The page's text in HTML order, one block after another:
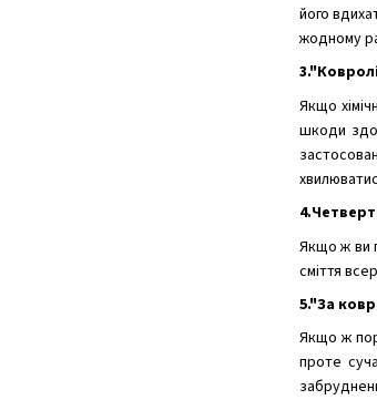
його
жодному
Якщо
шкоди
Якщо ж ви
сміття
5."За
Якщо ж
проте